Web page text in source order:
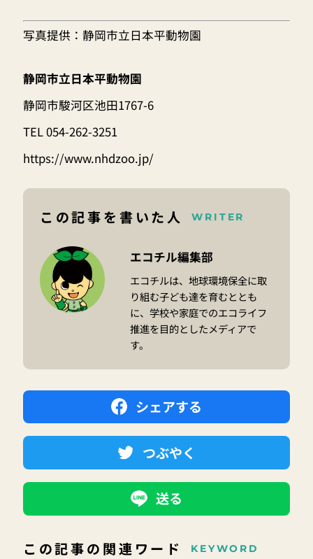
写真提供：静岡市立日本平動物園
静岡市立日本平動物園
静岡市駿河区池田1767-6
TEL 054-262-3251
https://www.nhdzoo.jp/
この記事を書いた人 WRITER
エコチル編集部
エコチルは、地球環境保全に取
り組む子ども達を育むととも
に、学校や家庭でのエコライフ
推進を目的としたメディアで
す。
シェアする
つぶやく
送る
この記事の関連ワード KEYWORD